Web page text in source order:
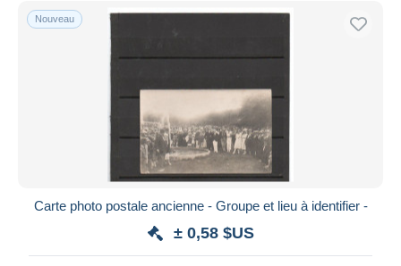
Nouveau
Carte photo postale ancienne - Groupe et lieu à identifier -
± 0,58 $US